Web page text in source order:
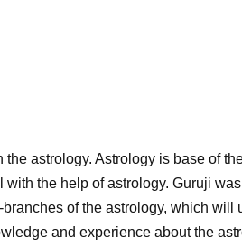
astrology. Astrology is base of
the help of astrology. Guruji
of the astrology, which will
and experience about the